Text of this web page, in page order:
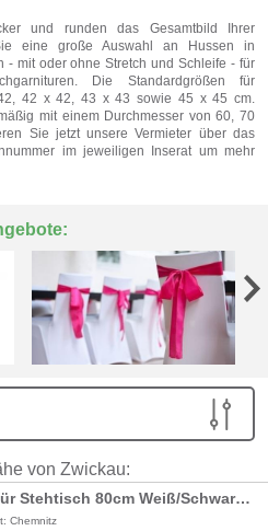
und runden das Gesamtbild Ihrer
eine große Auswahl an Hussen in
- mit oder ohne Stretch und Schleife - für
Die Standardgrößen für
42 x 42, 43 x 43 sowie 45 x 45 cm.
mit einem Durchmesser von 60, 70
Sie jetzt unsere Vermieter über das
im jeweiligen Inserat um mehr
von Zwickau:
Hussen für Stehtisch 80cm Weiß/Schwarz/Rot
Chemnitz